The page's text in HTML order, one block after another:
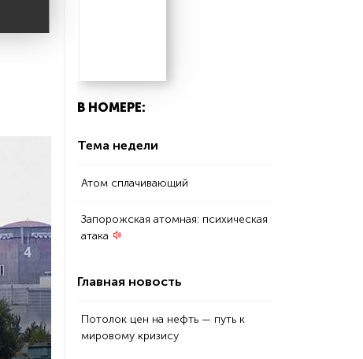
В НОМЕРЕ:
Тема недели
Атом сплачивающий
Запорожская атомная: психическая
атака
Главная новость
Потолок цен на нефть — путь к
мировому кризису